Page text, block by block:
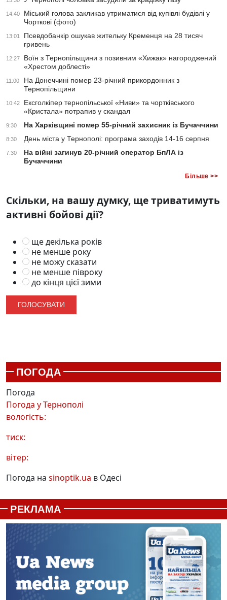
14:40
Міський голова закликав утриматися від купівлі будівлі у
Чорткові (фото)
13:01
Псевдобанкір ошукав жительку Кременця на 28 тисяч
гривень
12:27
Воїн з Тернопільщини з позивним «Хижак» нагороджений
«Хрестом доблесті»
11:00
На Донеччині помер 23-річний прикордонник з
Тернопільщини
10:42
Ексголкіпер тернопільської «Ниви» та чортківського
«Кристала» потрапив у скандал
9:30 На Харківщині помер 55-річний захисник із Бучаччини
8:30 День міста у Тернополі: програма заходів 14-16 серпня
7:30
На війні загинув 20-річний оператор БпЛА із
Бучаччини
Більше >>
Скільки, на вашу думку, ще триватимуть
активні бойові дії?
ще декілька років
не менше року
не можу сказати
не менше півроку
до кінця цієї зими
ПОГОДА
Погода
Погода уТернополі
вологість:
тиск:
вітер:
Погода на sinoptik.ua в Одесі
РЕКЛАМА